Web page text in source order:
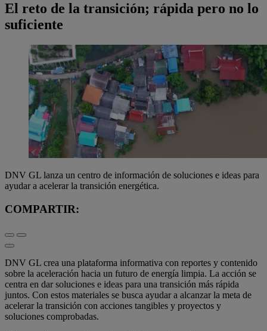
El reto de la transición; rápida pero no lo
suficiente
DNV GL lanza un centro de información de soluciones e ideas para
ayudar a acelerar la transición energética.
COMPARTIR:
DNV GL crea una plataforma informativa con reportes y contenido
sobre la aceleración hacia un futuro de energía limpia. La acción se
centra en dar soluciones e ideas para una transición más rápida
juntos. Con estos materiales se busca ayudar a alcanzar la meta de
acelerar la transición con acciones tangibles y proyectos y
soluciones comprobadas.